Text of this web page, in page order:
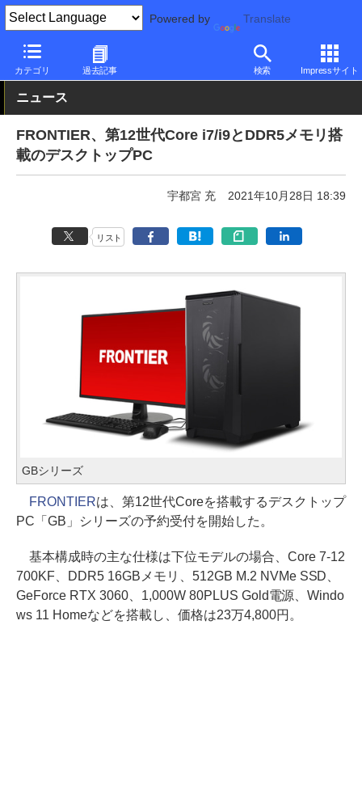
Powered by Translate
カテゴリ 過去記事 検索 Impressサイト
PC Watch パソコン/タブレット/スマートフォン デスクトップパ
ニュース
FRONTIER、第12世代Core i7/i9とDDR5メモリ搭
載のデスクトップPC
宇都宮 充 2021年10月28日 18:39
リスト
GBシリーズ
FRONTIERは、第12世代Coreを搭載するデスクトップ
PC「GB」シリーズの予約受付を開始した。
基本構成時の主な仕様は下位モデルの場合、Core 7-12
700KF、DDR5 16GBメモリ、512GB M.2 NVMe SSD、
GeForce RTX 3060、1,000W 80PLUS Gold電源、Windo
ws 11 Homeなどを搭載し、価格は23万4,800円。